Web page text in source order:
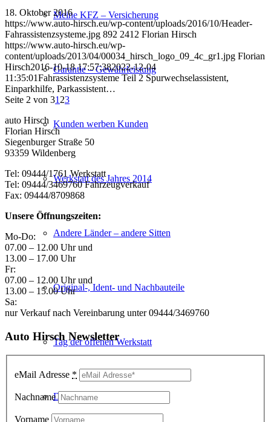
Meine KFZ – Versicherung
Garantie – Gewährleistung
Kunden werben Kunden
Werkstatt des Jahres 2014
Andere Länder – andere Sitten
Original-, Ident- und Nachbauteile
Tag der offenen Werkstatt
Der Kindergarten zu Besuch
18. Oktober 2016
https://www.auto-hirsch.eu/wp-content/uploads/2016/10/Header-
Fahrassistenzsysteme.jpg 892 2412 Florian Hirsch
https://www.auto-hirsch.eu/wp-
content/uploads/2013/04/00034_hirsch_logo_09_4c_gr1.jpg Florian
Hirsch2016-10-18 17:57:382022-12-04
11:35:01Fahrassistenzsysteme Teil 2 Spurwechselassistent,
Einparkhilfe, Parkassistent…
Seite 2 von 3123
auto Hirsch
Florian Hirsch
Siegenburger Straße 50
93359 Wildenberg
Tel: 09444/1761 Werkstatt
Tel: 09444/3469760 Fahrzeugverkauf
Fax: 09444/8709868
Unsere Öffnungszeiten:
Mo-Do:
07.00 – 12.00 Uhr und
13.00 – 17.00 Uhr
Fr:
07.00 – 12.00 Uhr und
13.00 – 15.00 Uhr
Sa:
nur Verkauf nach Vereinbarung unter 09444/3469760
Auto Hirsch Newsletter
eMail Adresse *
Nachname
Vorname